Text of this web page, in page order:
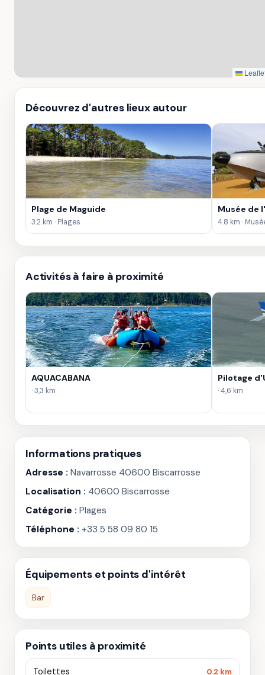
Découvrez d'autres lieux autour
Plage de Maguide
3.2 km · Plages
Musée de
4.8 km ·
Activités à faire à proximité
AQUACABANA
· 3,3 km
Pilotage
· 4,6 km
Informations pratiques
Adresse : Navarrosse 40600 Biscarrosse
Localisation : 40600 Biscarrosse
Catégorie : Plages
Téléphone : +33 5 58 09 80 15
Équipements et points d'intérêt
Bar
Points utiles à proximité
Toilettes 0.2 km